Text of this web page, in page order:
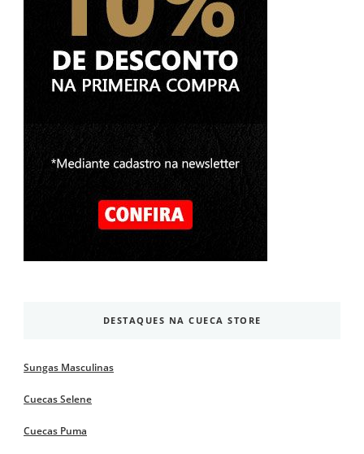
DESTAQUES NA CUECA STORE
Sungas Masculinas
Cuecas Selene
Cuecas Puma